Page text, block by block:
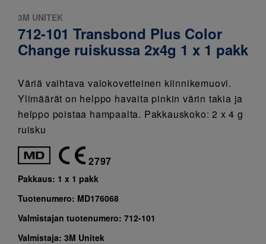
3M UNITEK
712-101 Transbond Plus Color
Change ruiskussa 2x4g 1 x 1 pakk
Väriä vaihtava valokovetteinen kiinnikemuovi.
Ylimäärät on helppo havaita pinkin värin takia ja
helppo poistaa hampaalta. Pakkauskoko: 2 x 4 g
ruisku
2797
Pakkaus: 1 x 1 pakk
Tuotenumero: MD176068
Valmistajan tuotenumero: 712-101
Valmistaja: 3M Unitek